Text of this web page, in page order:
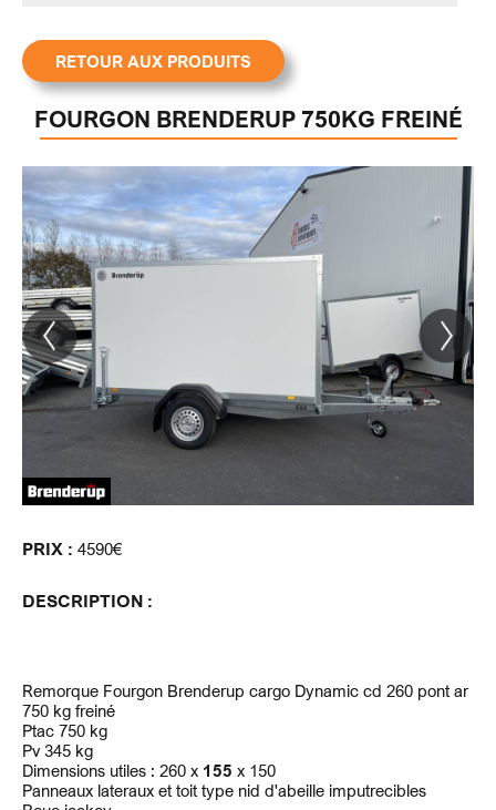
RETOUR AUX PRODUITS
FOURGON BRENDERUP 750KG FREINÉ
PRIX : 4590€
DESCRIPTION :
Remorque Fourgon Brenderup cargo Dynamic cd 260 pont ar
750 kg freiné
Ptac 750 kg
Pv 345 kg
Dimensions utiles : 260 x 155 x 150
Panneaux lateraux et toit type nid d'abeille imputrecibles